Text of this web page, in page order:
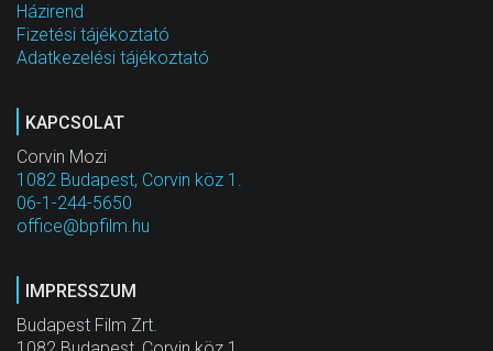
Házirend
Fizetési tájékoztató
Adatkezelési tájékoztató
KAPCSOLAT
Corvin Mozi
1082 Budapest, Corvin köz 1.
06-1-244-5650
office@bpfilm.hu
IMPRESSZUM
Budapest Film Zrt.